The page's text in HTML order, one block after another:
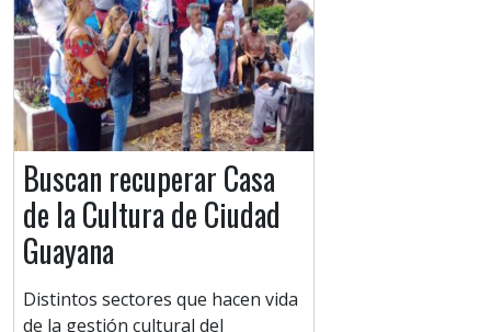
Buscan recuperar Casa
de la Cultura de Ciudad
Guayana
Distintos sectores que hacen vida
de la gestión cultural del